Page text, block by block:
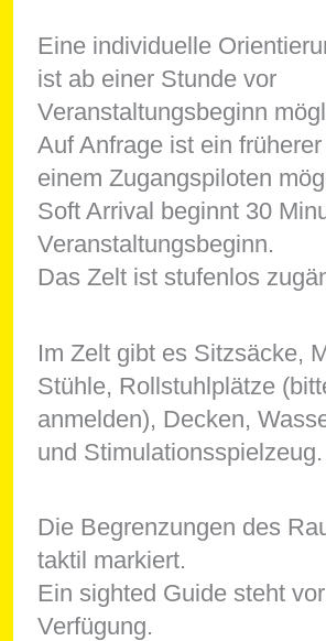
Eine individuelle
ist ab einer Stunde vor
Veranstaltungsbeginn
Auf Anfrage ist ein
einem Zugangspiloten
Soft Arrival beginnt 30
Veranstaltungsbeginn.
Das Zelt ist stufenlos
Im Zelt gibt es Sitzsäcke,
Stühle, Rollstuhlplätze
anmelden), Decken,
und Stimulationsspielzeug.
Die Begrenzungen des
taktil markiert.
Ein sighted Guide steht
Verfügung.